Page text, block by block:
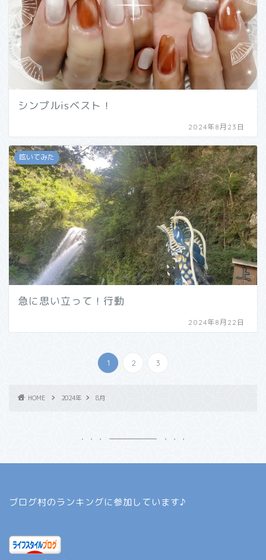
シンプルisベスト！
2024年8月23日
呟いてみた
急に思い立って！行動
2024年8月22日
1 2 3
HOME 2024年 8月
ブログ村のランキングに参加しています♪